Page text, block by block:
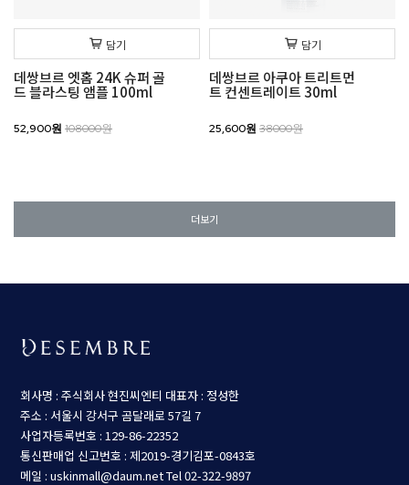
담기
데쌍브르 엣홈 24K 슈퍼 골
드 블라스팅 앰플 100ml
52,900원 108000원
담기
데쌍브르 아쿠아 트리트먼
트 컨센트레이트 30ml
25,600원 38000원
더보기
회사명 : 주식회사 현진씨엔티 대표자 : 정성한
주소 : 서울시 강서구 곰달래로 57길 7
사업자등록번호 : 129-86-22352
통신판매업 신고번호 : 제2019-경기김포-0843호
메일 : uskinmall@daum.netTel 02-322-9897